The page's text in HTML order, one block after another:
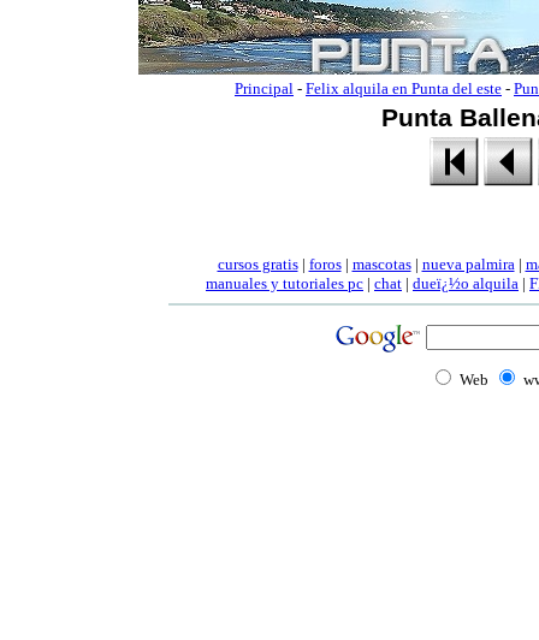
Principal - Felix alquila en Punta del este -
Punta
cursos gratis| foros| mascotas| nueva palmira|
manuales y tutoriales pc | chat | dueï¿½o alquila |
Web